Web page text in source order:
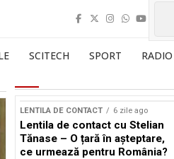
SCITECH SPORT RADIO
LENTILA DE CONTACT 6 zile ago
Lentila de contact cu Stelian
Tănase – O țară în așteptare,
ce urmează pentru România?